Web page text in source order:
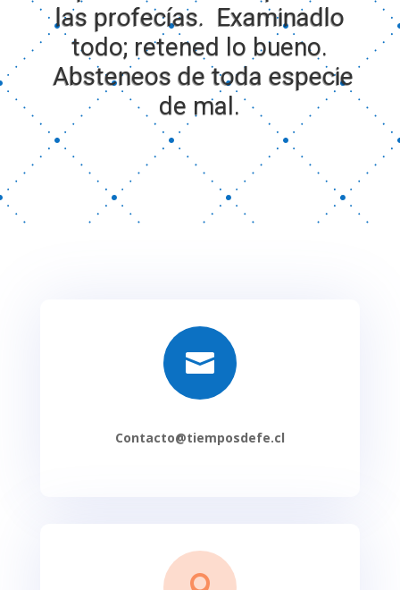
las profecías. Examinadlo
todo; retened lo bueno.
Absteneos de toda especie
de mal.

Contacto@tiemposdefe.cl